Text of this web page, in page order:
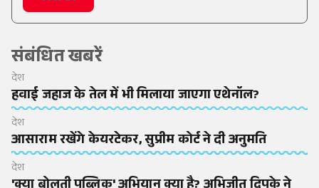
संबंधित खबरें
देश
हवाई जहाज के तेल में भी मिलाया जाएगा एथेनॉल?
देश
आसाराम रखेंगे केयरटेकर, सुप्रीम कोर्ट ने दी अनुमति
देश